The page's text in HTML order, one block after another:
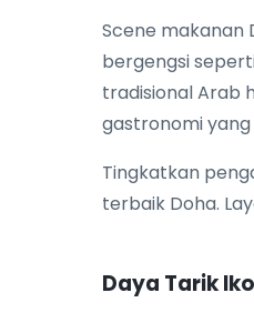
Scene makanan
bergengsi
tradisional Arab
gastronomi
Tingkatkan
terbaik Doha.
Daya Tarik